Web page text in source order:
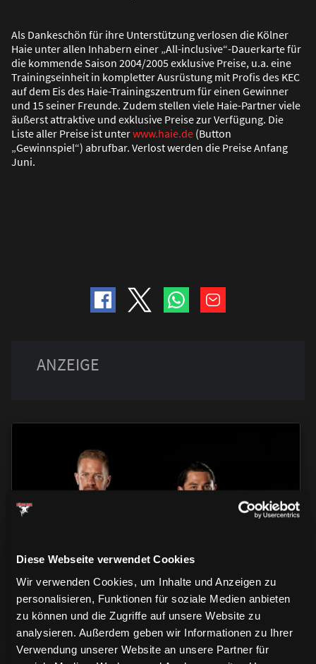
Diese Webseite verwendet Cookies
Wir verwenden Cookies, um Inhalte und Anzeigen zu
personalisieren, Funktionen für soziale Medien anbieten
zu können und die Zugriffe auf unsere Website zu
analysieren. Außerdem geben wir Informationen zu Ihrer
Verwendung unserer Website an unsere Partner für
Als Dankeschön für ihre Unterstützung verlosen die Kölner
Haie unter allen Inhabern einer „All-inclusive“-Dauerkarte für
die kommende Saison 2004/2005 exklusive Preise, u.a. eine
Trainingseinheit in kompletter Ausrüstung mit Profis des KEC
auf dem Eis des Haie-Trainingszentrum für einen Gewinner
und 15 seiner Freunde. Zudem stellen viele Haie-Partner viele
äußerst attraktive und exklusive Preise zur Verfügung. Die
Liste aller Preise ist unterwww.haie.de (Button
„Gewinnspiel“) abrufbar. Verlost werden die Preise Anfang
Juni.